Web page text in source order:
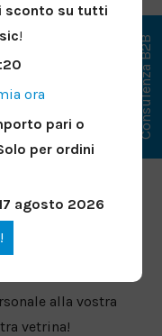
diversi font e
personale
spessore
interno ed esterno,
riproduzione
di testo
alla vostra
vetrina!
sconto su tutti
!
ora
pari o
per ordini
agosto 2026
Consulenza B2B